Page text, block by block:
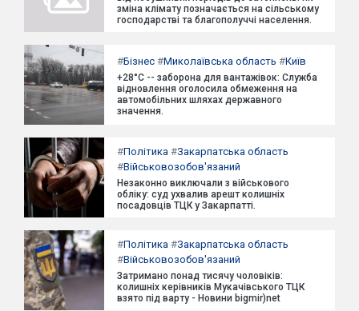
зміна клімату позначається на сільському
господарстві та благополуччі населення.
#Бізнес #Миколаївська область #Київ
+28°C -- заборона для вантажівок: Служба
відновлення оголосила обмеження на
автомобільних шляхах державного
значення.
#Політика #Закарпатська область
#Військовозобов'язаний
Незаконно виключали з військового
обліку: суд ухвалив арешт колишніх
посадовців ТЦК у Закарпатті.
#Політика #Закарпатська область
#Військовозобов'язаний
Затримано понад тисячу чоловіків:
колишніх керівників Мукачівського ТЦК
взято під варту - Новини bigmir)net